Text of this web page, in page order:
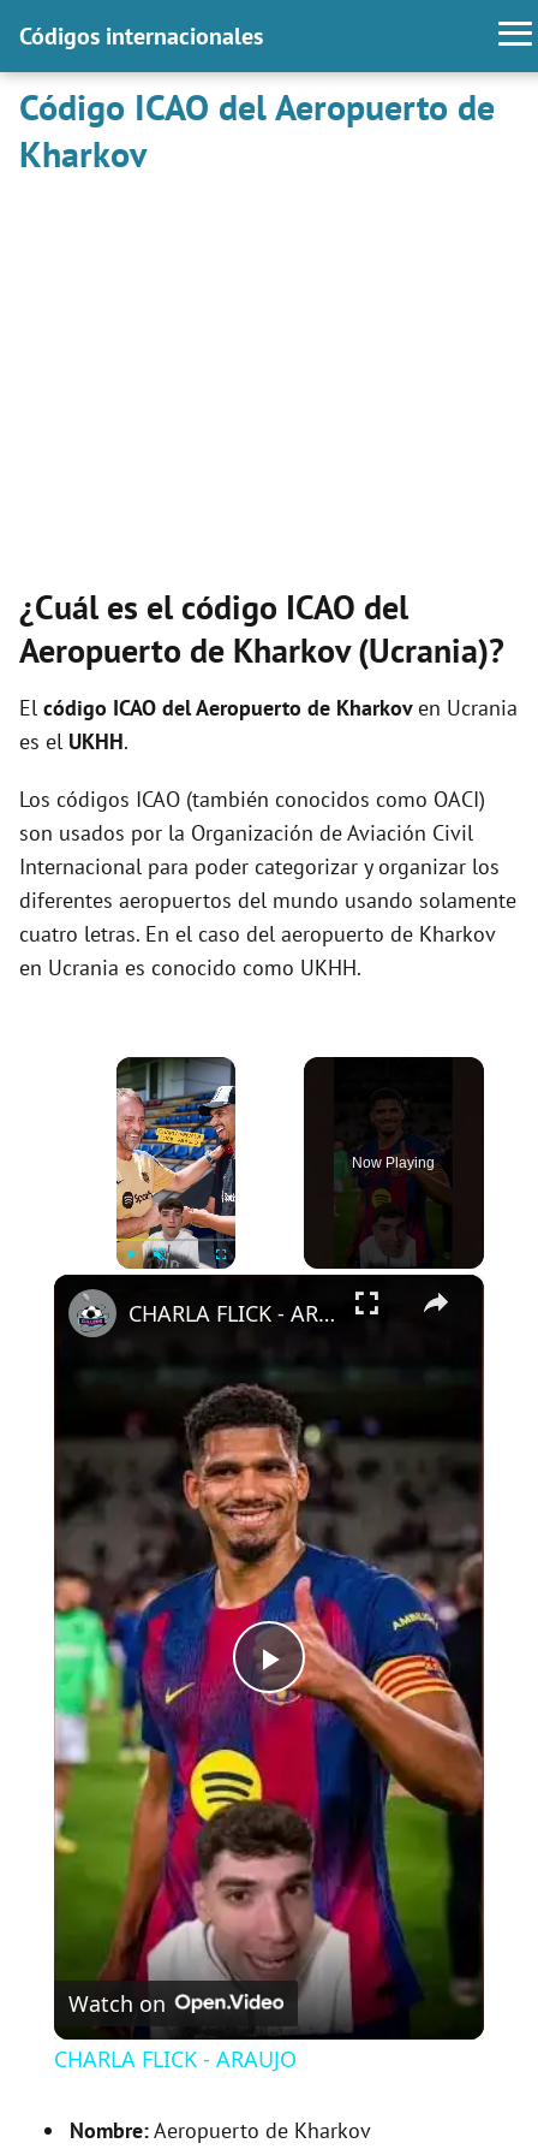
Códigos internacionales
Código ICAO del Aeropuerto de
Kharkov
¿Cuál es el código ICAO del
Aeropuerto de Kharkov (Ucrania)?
El código ICAO delAeropuerto de Kharkoven Ucrania
es el UKHH.
Los códigos ICAO (también conocidos como OACI)
son usados por la Organización de Aviación Civil
Internacional para poder categorizar y organizar los
diferentes aeropuertos del mundo usando solamente
cuatro letras. En el caso del aeropuerto de Kharkov
en Ucrania es conocido como UKHH.
×
Now Playing
×
P
l
a
y
V
i
d
CHARLA FLICK - ARAUJO
Watch on
CHARLA FLICK - ARAUJO
Nombre:Aeropuerto de Kharkov